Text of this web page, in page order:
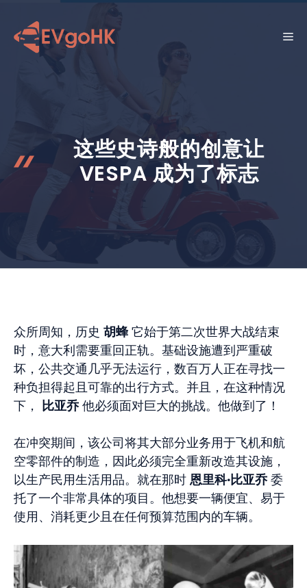
菜
这些史诗般的创意让
VESPA 成为了标志
众所周知，历史 胡蜂它始于第二次世界大战结束
时，意大利需要重回正轨。基础设施遭到严重破
坏，公共交通几乎无法运行，数百万人正在寻找一
种负担得起且可靠的出行方式。并且，在这种情况
下，
比亚乔他必须面对巨大的挑战。他做到了！
在冲突期间，该公司将其大部分业务用于飞机和航
空零部件的制造，因此必须完全重新改造其设施，
以生产民用生活用品。就在那时 恩里科·比亚乔委
托了一个非常具体的项目。他想要一辆便宜、易于
使用、消耗更少且在任何预算范围内的车辆。